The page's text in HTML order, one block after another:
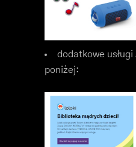
dodatkowe
poniżej: